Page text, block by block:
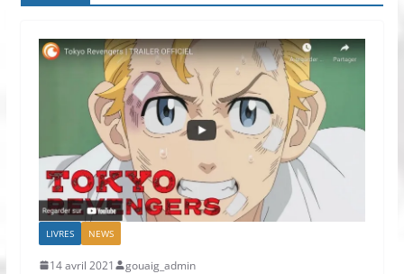
LIVRES NEWS
14 avril 2021 gouaig_admin